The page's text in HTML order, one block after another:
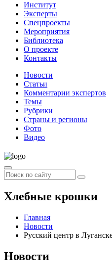
Институт
Эксперты
Спецпроекты
Мероприятия
Библиотека
О проекте
Контакты
Новости
Статьи
Комментарии экспертов
Темы
Рубрики
Страны и регионы
Фото
Видео
Хлебные крошки
Главная
Новости
Русский центр в
Новости